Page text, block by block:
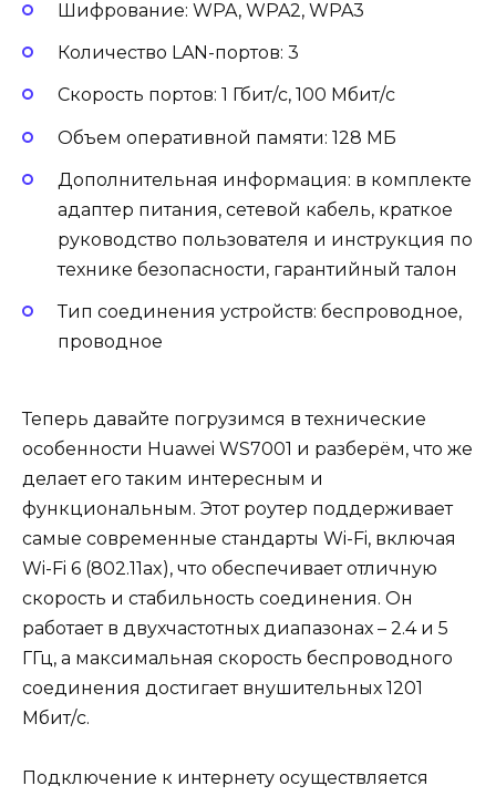
Шифрование: WPA, WPA2, WPA3
Количество LAN-портов: 3
Скорость портов: 1 Гбит/с, 100 Мбит/с
Объем оперативной памяти: 128 МБ
Дополнительная информация: в комплекте
адаптер питания, сетевой кабель, краткое
руководство пользователя и инструкция по
технике безопасности, гарантийный талон
Тип соединения устройств: беспроводное,
проводное
Теперь давайте погрузимся в технические
особенности Huawei WS7001 и разберём, что же
делает его таким интересным и
функциональным. Этот роутер поддерживает
самые современные стандарты Wi-Fi, включая
Wi-Fi 6 (802.11ax), что обеспечивает отличную
скорость и стабильность соединения. Он
работает в двухчастотных диапазонах – 2.4 и 5
ГГц, а максимальная скорость беспроводного
соединения достигает внушительных 1201
Мбит/с.
Подключение к интернету осуществляется